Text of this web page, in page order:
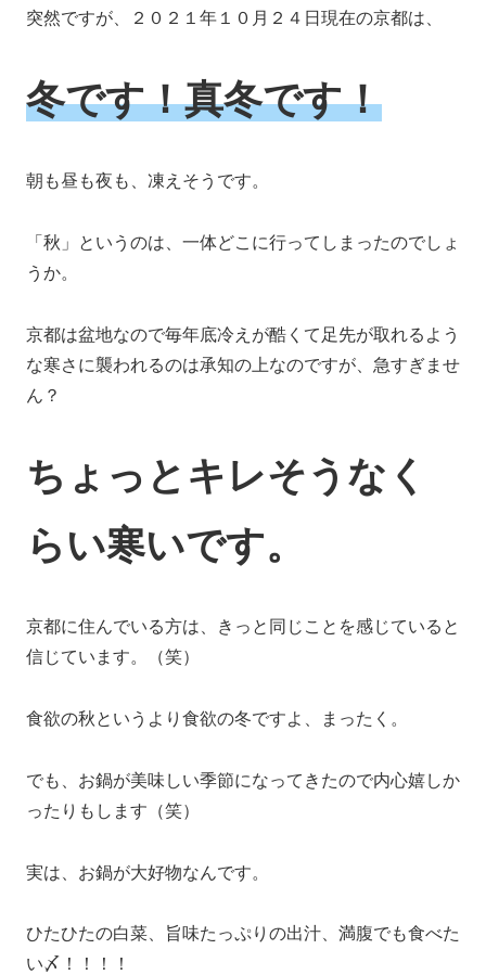
突然ですが、２０２１年１０月２４日現在の京都は、
冬です！真冬です！
朝も昼も夜も、凍えそうです。
「秋」というのは、一体どこに行ってしまったのでしょ
うか。
京都は盆地なので毎年底冷えが酷くて足先が取れるよう
な寒さに襲われるのは承知の上なのですが、急すぎませ
ん？
ちょっとキレそうなく
らい寒いです。
京都に住んでいる方は、きっと同じことを感じていると
信じています。（笑）
食欲の秋というより食欲の冬ですよ、まったく。
でも、お鍋が美味しい季節になってきたので内心嬉しか
ったりもします（笑）
実は、お鍋が大好物なんです。
ひたひたの白菜、旨味たっぷりの出汁、満腹でも食べた
い〆！！！！